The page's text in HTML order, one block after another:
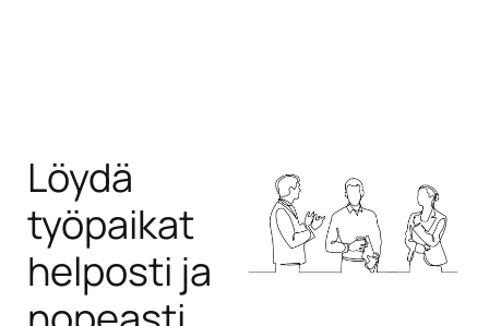
Löydä
työpaikat
helposti ja